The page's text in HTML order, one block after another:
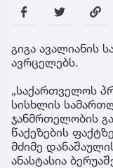
გიგა ავალიანის
ავრცელებს.
„საქართველოს
სისხლის
ჯანმრთელობის
წაქეზების
მძიმე
ანასტასია